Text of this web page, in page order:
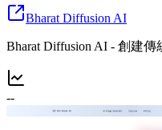
Bharat Diffusion AI
Bharat Diffusion AI - 創建
--